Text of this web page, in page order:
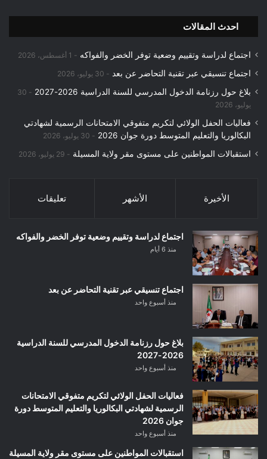
احدث المقالات
اجتماع لدراسة وتقييم وضعية توفر الخضر والفواكه 1 أغسطس، 2026
اجتماع تنسيقي عبر تقنية التحاضر عن بعد 30 يوليو، 2026
بلاغ حول رزنامة الدخول المدرسي للسنة الدراسية 2026-2027
30
يوليو، 2026
فعاليات الحفل الولائي لتكريم متفوقي الامتحانات الرسمية لشهادتي
البكالوريا والتعليم المتوسط دورة جوان 2026
30 يوليو، 2026
استقبالات المواطنين على مستوى مقر ولاية المسيلة 29 يوليو، 2026
الأخيرة الأشهر تعليقات
اجتماع لدراسة وتقييم وضعية توفر الخضر والفواكه
منذ 6 أيام
اجتماع تنسيقي عبر تقنية التحاضر عن بعد
منذ أسبوع واحد
بلاغ حول رزنامة الدخول المدرسي للسنة الدراسية
2026-2027
منذ أسبوع واحد
فعاليات الحفل الولائي لتكريم متفوقي الامتحانات
الرسمية لشهادتي البكالوريا والتعليم المتوسط دورة
جوان 2026
منذ أسبوع واحد
استقبالات المواطنين على مستوى مقر ولاية المسيلة